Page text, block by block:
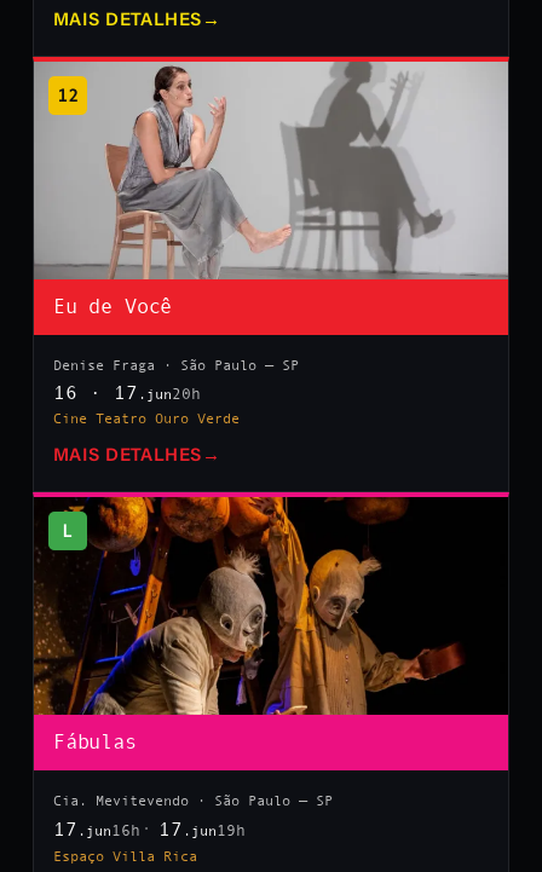
MAIS DETALHES →
12
Eu de Você
Denise Fraga · São Paulo — SP
16 · 17 .jun20h
Cine Teatro Ouro Verde
MAIS DETALHES →
L
Fábulas
Cia. Mevitevendo · São Paulo — SP
17 .jun 16h 17 .jun 19h
Espaço Villa Rica